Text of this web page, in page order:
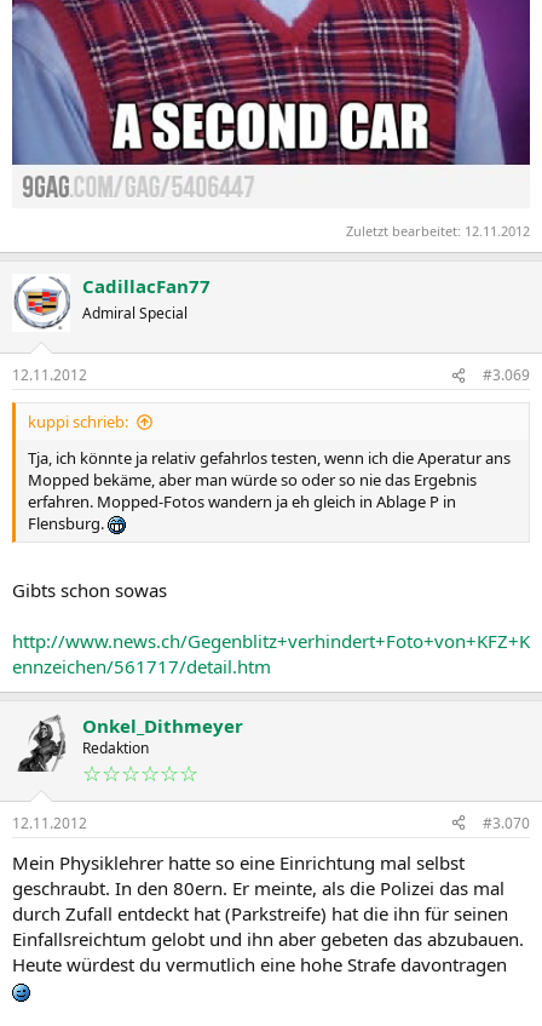
Zuletzt bearbeitet: 12.11.2012
CadillacFan77
Admiral Special
12.11.2012 #3.069
kuppi schrieb:
Tja, ich könnte ja relativ gefahrlos testen, wenn ich die Aperatur ans
Mopped bekäme, aber man würde so oder so nie das Ergebnis
erfahren. Mopped-Fotos wandern ja eh gleich in Ablage P in
Flensburg.
Gibts schon sowas
http://www.news.ch/Gegenblitz+verhindert+Foto+von+KFZ+K
ennzeichen/561717/detail.htm
Onkel_Dithmeyer
Redaktion
☆☆☆☆☆☆
12.11.2012 #3.070
Mein Physiklehrer hatte so eine Einrichtung mal selbst
geschraubt. In den 80ern. Er meinte, als die Polizei das mal
durch Zufall entdeckt hat (Parkstreife) hat die ihn für seinen
Einfallsreichtum gelobt und ihn aber gebeten das abzubauen.
Heute würdest du vermutlich eine hohe Strafe davontragen